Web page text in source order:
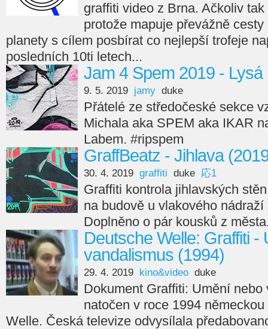
graffiti video z Brna. Ačkoliv
protože mapuje převážně
planety s cílem posbírat co nejlepší trofeje
posledních 10ti letech...
Jam 4 Spem 2019 - Lysá
9. 5. 2019 jamy duke
Přátelé ze středočeské sekce
Michala aka SPEM aka IKAR
Labem. #ripspem
GraffBeatz - Jihlava
30. 4. 2019 graffiti duke 応1
Graffiti kontrola jihlavských
na budově u vlakového
Doplněno o pár kousků z
Deutsche Welle: Graffiti -
vandalismus (1994)
29. 4. 2019 kino&video duke
Dokument Graffiti: Umění nebo
natočen v roce 1994
Welle. Česká televize odvysílala